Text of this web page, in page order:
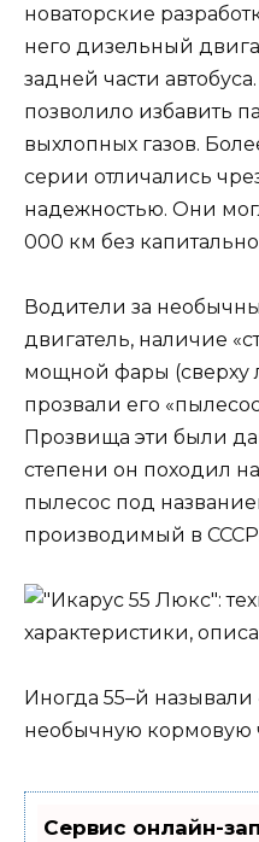
новаторские
него дизельный
задней части
позволило избавить
выхлопных газов.
серии отличались
надежностью. Они
000 км без
Водители за
двигатель, наличие
мощной фары (сверху
прозвали его
Прозвища эти были
степени он походил
пылесос под
производимый в
Иногда 55–й
необычную кормовую
Сервис онлайн-